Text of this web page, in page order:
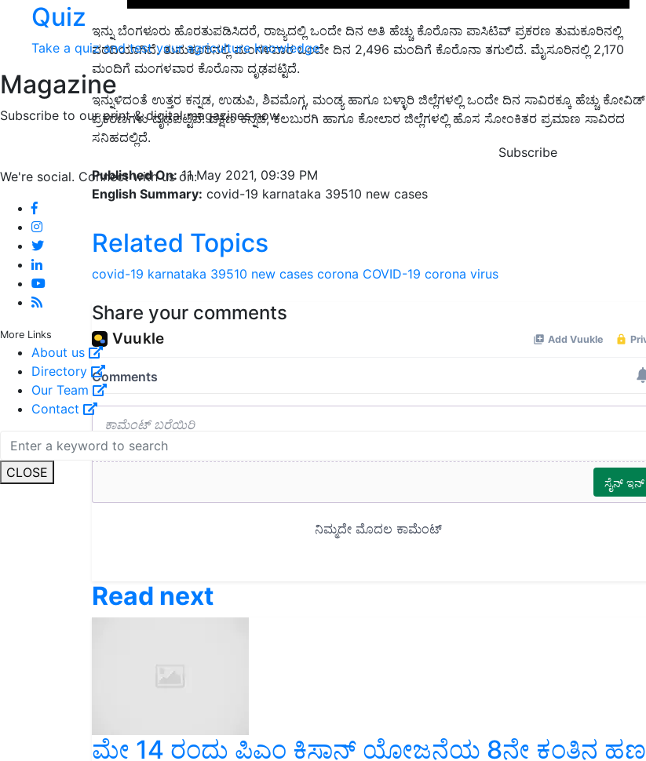
Quiz
Take a quiz and test your agriculture knowledge
Magazine
Subscribe to our print & digital magazines now
Subscribe
We're social. Connect with us on:
More Links
About us
Directory
Our Team
Contact
CLOSE
ಇನ್ನು ಬೆಂಗಳೂರು ಹೊರತುಪಡಿಸಿದರೆ, ರಾಜ್ಯದಲ್ಲಿ ಒಂದೇ ದಿನ ಅತಿ ಹೆಚ್ಚು ಕೊರೊನಾ ಪಾಸಿಟಿವ್ ಪ್ರಕರಣ ತುಮಕೂರಿನಲ್ಲಿ
ವರದಿಯಾಗಿದೆ. ತುಮಕೂರಿನಲ್ಲಿ ಮಂಗಳವಾರ ಒಂದೇ ದಿನ 2,496 ಮಂದಿಗೆ ಕೊರೊನಾ ತಗುಲಿದೆ. ಮೈಸೂರಿನಲ್ಲಿ 2,170
ಮಂದಿಗೆ ಮಂಗಳವಾರ ಕೊರೊನಾ ದೃಢಪಟ್ಟಿದೆ.
ಇನ್ನುಳಿದಂತೆ ಉತ್ತರ ಕನ್ನಡ, ಉಡುಪಿ, ಶಿವಮೊಗ್ಗ, ಮಂಡ್ಯ ಹಾಗೂ ಬಳ್ಳಾರಿ ಜಿಲ್ಲೆಗಳಲ್ಲಿ ಒಂದೇ ದಿನ ಸಾವಿರಕ್ಕೂ ಹೆಚ್ಚು ಕೋವಿಡ್
ಪ್ರಕರಣಗಳು ದೃಢಪಟ್ಟಿವೆ. ದಕ್ಷಿಣ ಕನ್ನಡ, ಕಲಬುರಗಿ ಹಾಗೂ ಕೋಲಾರ ಜಿಲ್ಲೆಗಳಲ್ಲಿ ಹೊಸ ಸೋಂಕಿತರ ಪ್ರಮಾಣ ಸಾವಿರದ
ಸನಿಹದಲ್ಲಿದೆ.
Published On:11 May 2021, 09:39 PM
English Summary: covid-19 karnataka 39510 new cases
Related Topics
covid-19 karnataka 39510 new cases corona COVID-19 corona virus
Share your comments
Read next
ಮೇ 14 ರಂದು ಪಿಎಂ ಕಿಸಾನ್ ಯೋಜನೆಯ 8ನೇ ಕಂತಿನ ಹಣ